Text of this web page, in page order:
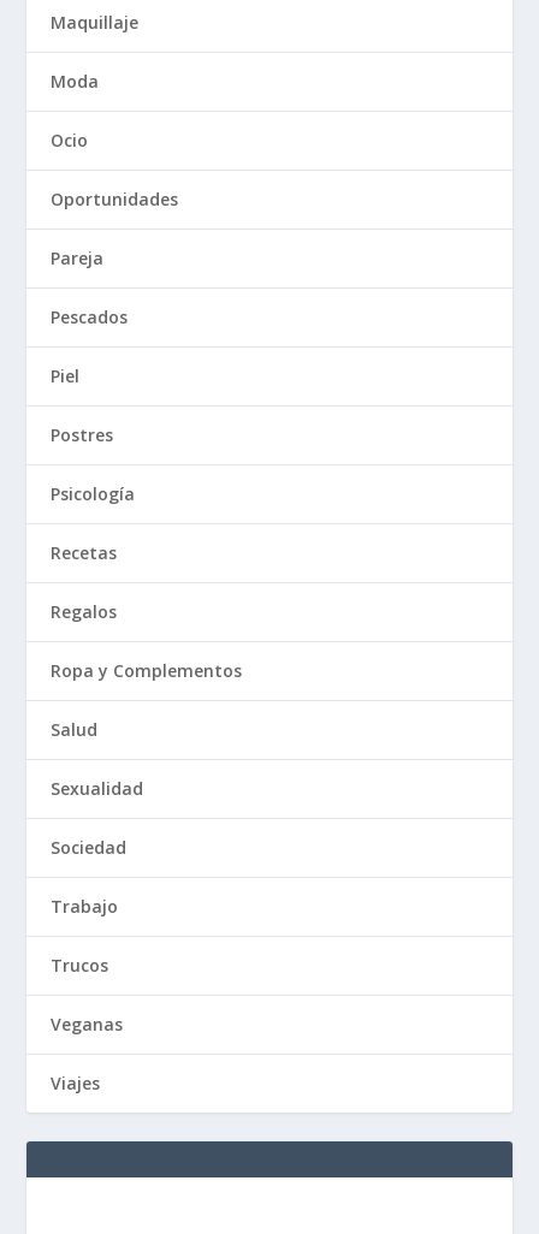
Maquillaje
Moda
Ocio
Oportunidades
Pareja
Pescados
Piel
Postres
Psicología
Recetas
Regalos
Ropa y Complementos
Salud
Sexualidad
Sociedad
Trabajo
Trucos
Veganas
Viajes